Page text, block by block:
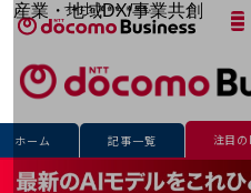
産業・地域DX/事業共創
OPEN HUB for Plural Futures
自律・分散・協調型社会の実現を目指
「社会可能性」を探究・実装する事業
イベント/ウェビナー
記事コンテンツ
プレイヤー(カタリスト/パートナ
サイト内検索
開く
メニュー
開く
フリーワードを入力して探す
ホーム 記事一覧 注目